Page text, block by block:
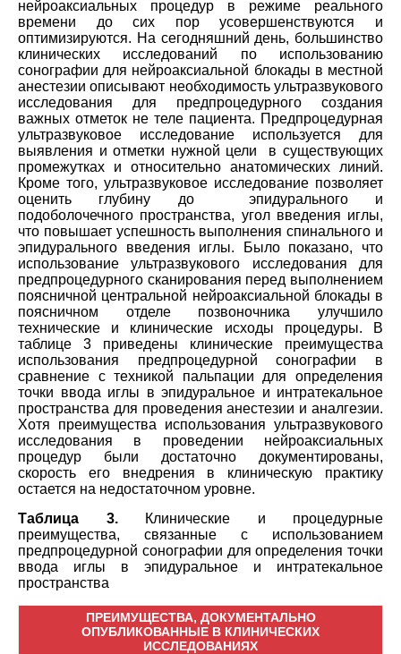
нейроаксиальных процедур в режиме реального
времени до сих пор усовершенствуются и
оптимизируются. На сегодняшний день, большинство
клинических исследований по использованию
сонографии для нейроаксиальной блокады в местной
анестезии описывают необходимость ультразвукового
исследования для предпроцедурного создания
важных отметок не теле пациента. Предпроцедурная
ультразвуковое исследование используется для
выявления и отметки нужной цели в существующих
промежутках и относительно анатомических линий.
Кроме того, ультразвуковое исследование позволяет
оценить глубину до эпидурального и
подоболочечного пространства, угол введения иглы,
что повышает успешность выполнения спинального и
эпидурального введения иглы. Было показано, что
использование ультразвукового исследования для
предпроцедурного сканирования перед выполнением
поясничной центральной нейроаксиальной блокады в
поясничном отделе позвоночника улучшило
технические и клинические исходы процедуры. В
таблице 3 приведены клинические преимущества
использования предпроцедурной сонографии в
сравнение с техникой пальпации для определения
точки ввода иглы в эпидуральное и интратекальное
пространства для проведения анестезии и аналгезии.
Хотя преимущества использования ультразвукового
исследования в проведении нейроаксиальных
процедур были достаточно документированы,
скорость его внедрения в клиническую практику
остается на недостаточном уровне.
Таблица 3.Клинические и процедурные
преимущества, связанные с использованием
предпроцедурной сонографии для определения точки
ввода иглы в эпидуральное и интратекальное
пространства
ПРЕИМУЩЕСТВА, ДОКУМЕНТАЛЬНО
ОПУБЛИКОВАННЫЕ В КЛИНИЧЕСКИХ
ИССЛЕДОВАНИЯХ